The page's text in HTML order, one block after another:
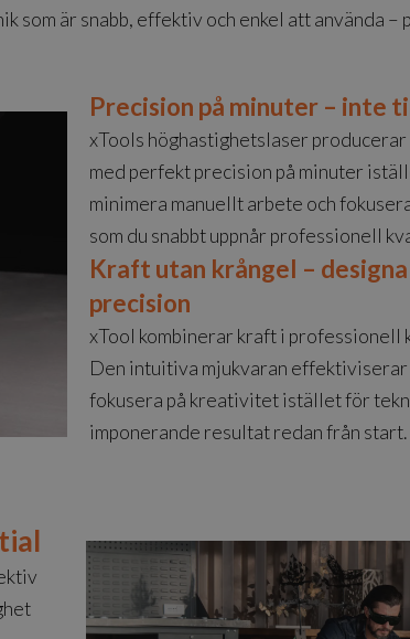
är snabb, effektiv och enkel att använda
Precision på minuter – inte
xTools höghastighetslaser
med perfekt precision på minuter
minimera manuellt arbete och
som du snabbt uppnår professionell
Kraft utan krångel –
precision
xTool kombinerar kraft i professionell
Den intuitiva mjukvaran
fokusera på kreativitet istället för
imponerande resultat redan från start.